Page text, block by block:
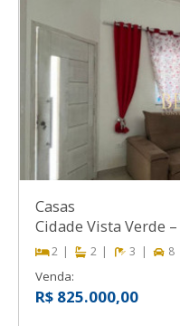
Casas
Cidade Vista Verde –
2 2 3 8
Venda:
R$ 825.000,00